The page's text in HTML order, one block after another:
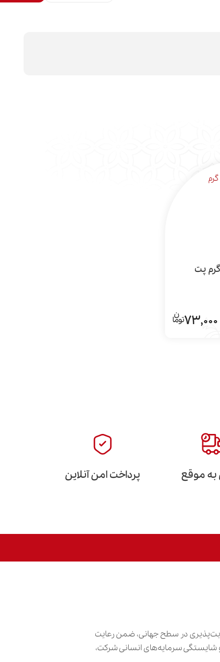
73,000
به موقع پرداخت امن آنلاین
در سطح جهانی، ضمن رعایت
و شایستگی سرمایه‌های انسانی شرکت،